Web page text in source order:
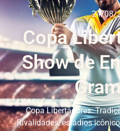
24/08/
Copa
Show de
Copa Libertadores:
Rivalidades, estádios